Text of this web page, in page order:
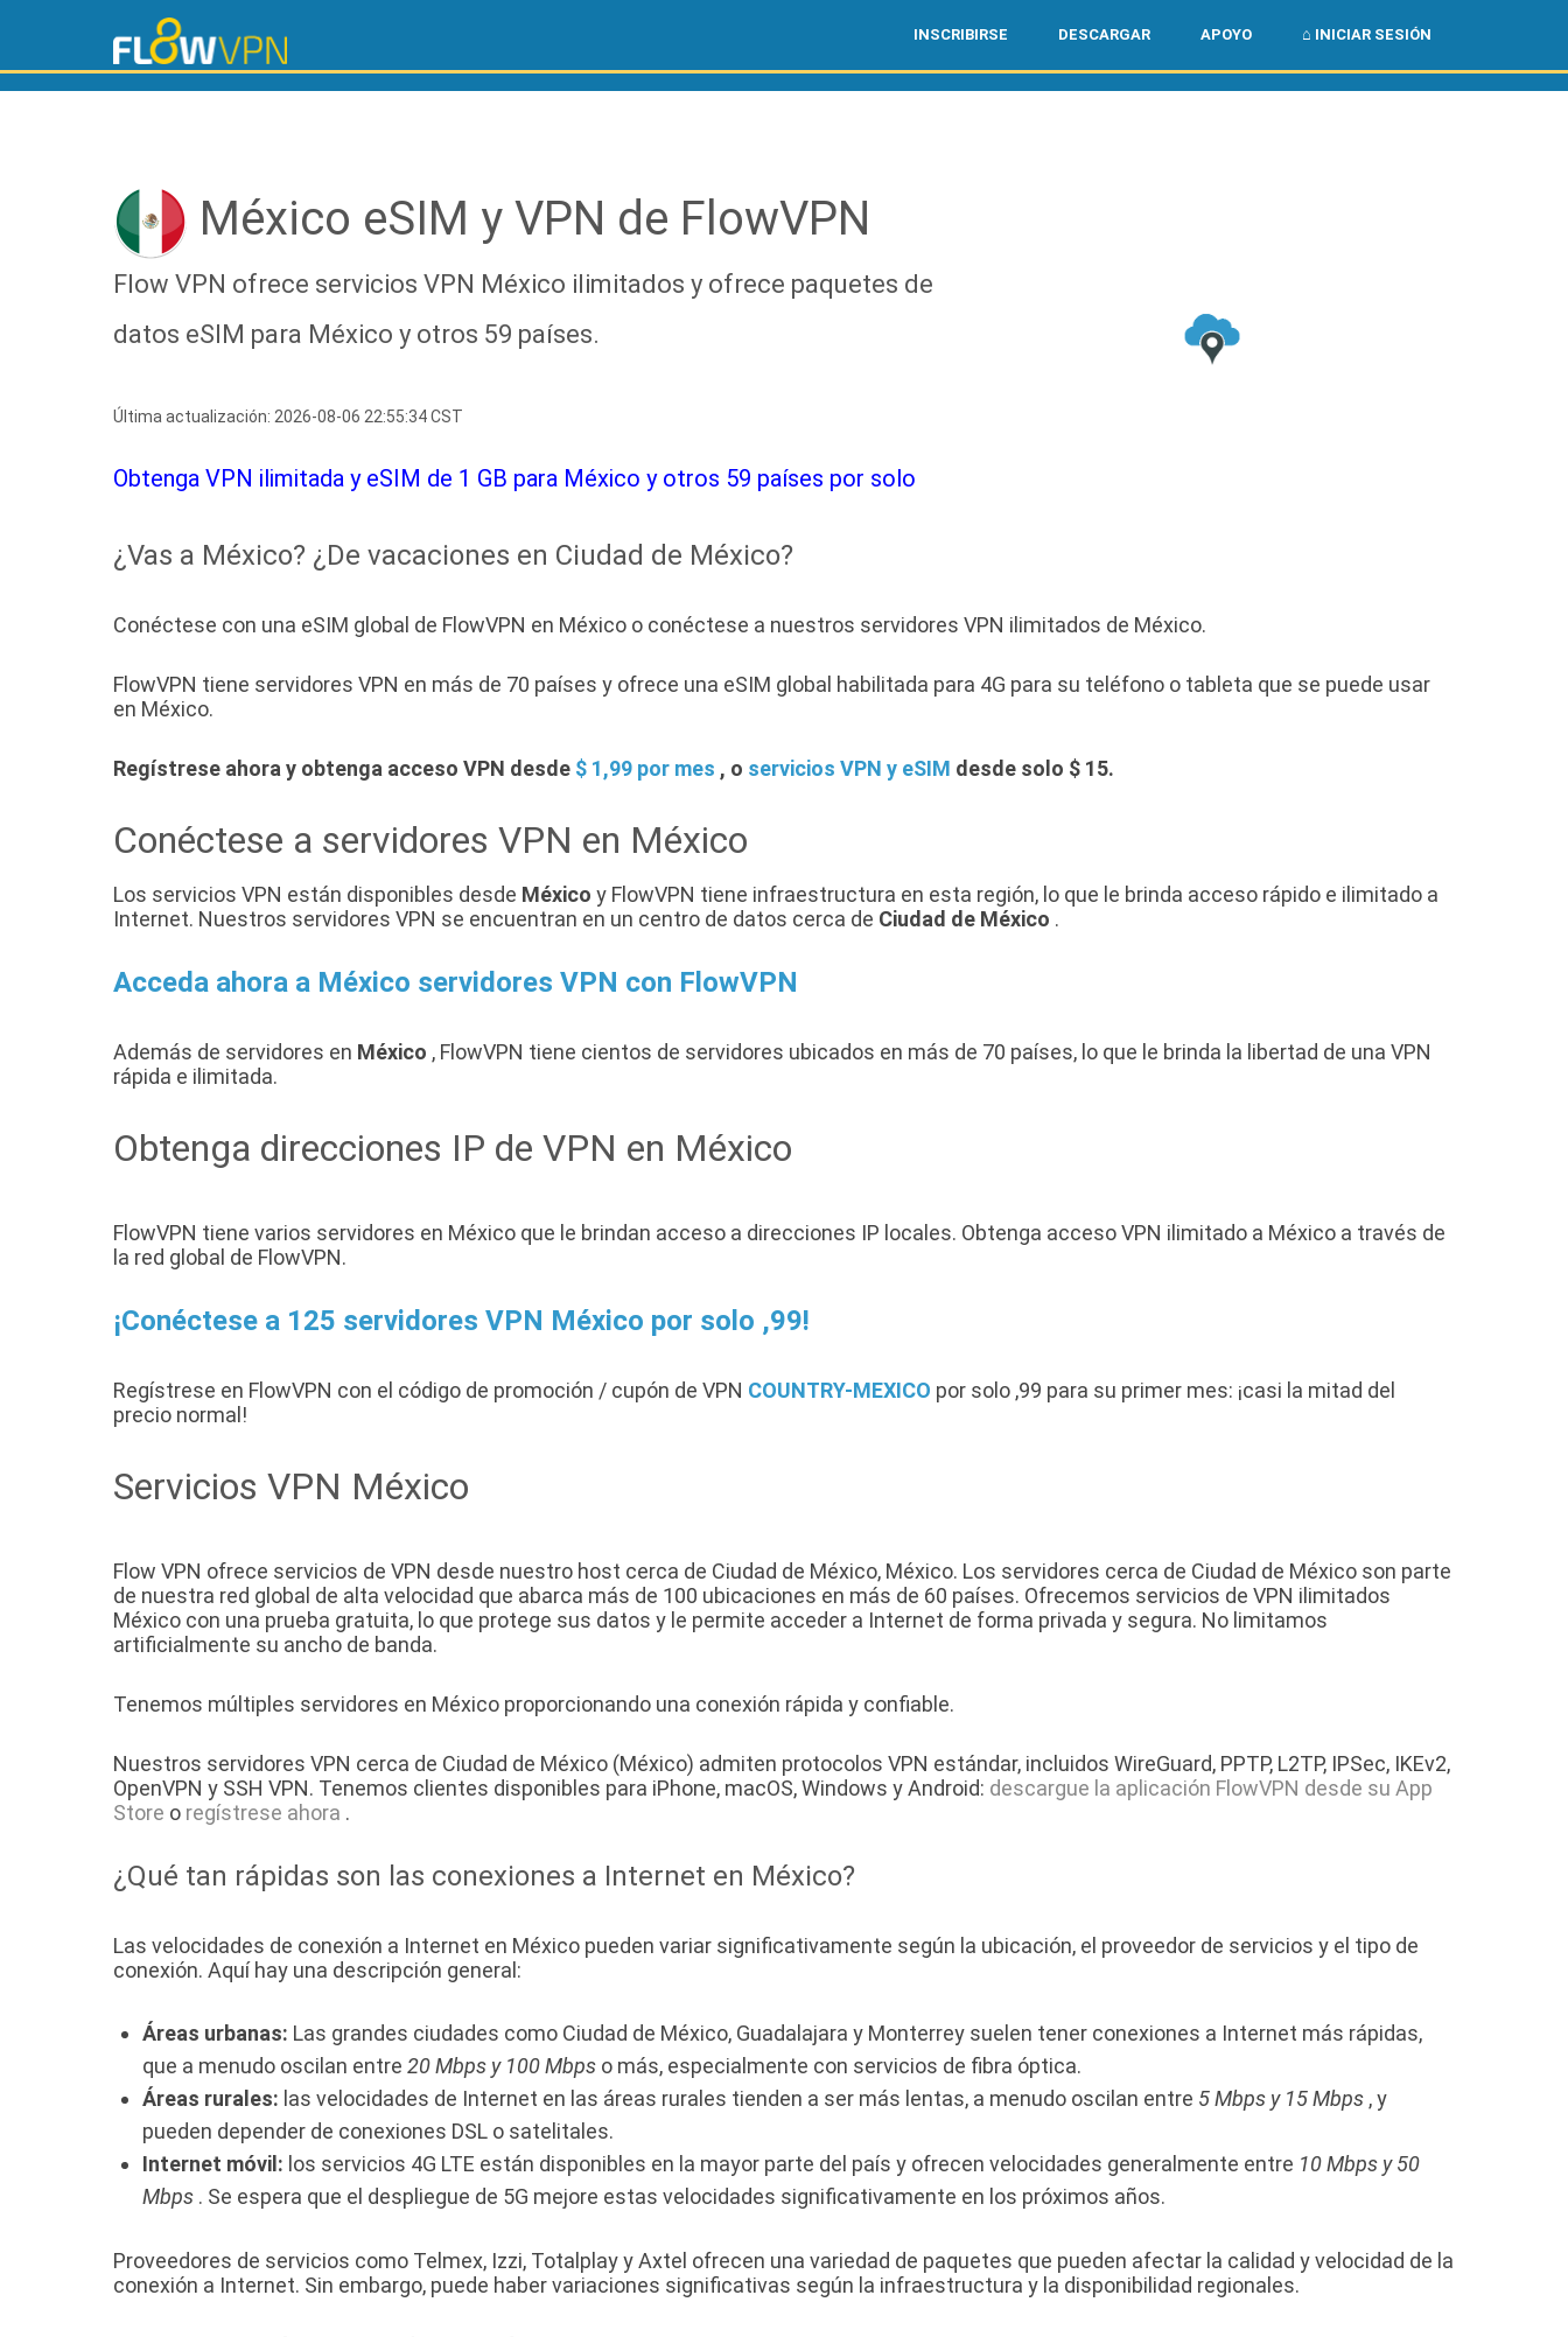
INSCRIBIRSE DESCARGAR APOYO ⌂ INICIAR SESIÓN
México eSIM y VPN de FlowVPN
Flow VPN ofrece servicios VPN México ilimitados y ofrece paquetes de
datos eSIM para México y otros 59 países.
Última actualización: 2026-08-06 22:55:34 CST
Obtenga VPN ilimitada y eSIM de 1 GB para México y otros 59 países por solo
¿Vas a México? ¿De vacaciones en Ciudad de México?
Conéctese con una eSIM global de FlowVPN en México o conéctese a nuestros servidores VPN ilimitados de México.
FlowVPN tiene servidores VPN en más de 70 países y ofrece una eSIM global habilitada para 4G para su teléfono o tableta que se puede usar
en México.
Regístrese ahora y obtenga acceso VPN desde $ 1,99 por mes , o servicios VPN y eSIM desde solo $ 15.
Conéctese a servidores VPN en México
Los servicios VPN están disponibles desde México y FlowVPN tiene infraestructura en esta región, lo que le brinda acceso rápido e ilimitado a
Internet. Nuestros servidores VPN se encuentran en un centro de datos cerca de Ciudad de México .
Acceda ahora a México servidores VPN con FlowVPN
Además de servidores en México , FlowVPN tiene cientos de servidores ubicados en más de 70 países, lo que le brinda la libertad de una VPN
rápida e ilimitada.
Obtenga direcciones IP de VPN en México
FlowVPN tiene varios servidores en México que le brindan acceso a direcciones IP locales. Obtenga acceso VPN ilimitado a México a través de
la red global de FlowVPN.
¡Conéctese a 125 servidores VPN México por solo ,99!
Regístrese en FlowVPN con el código de promoción / cupón de VPN COUNTRY-MEXICO por solo ,99 para su primer mes: ¡casi la mitad del
precio normal!
Servicios VPN México
Flow VPN ofrece servicios de VPN desde nuestro host cerca de Ciudad de México, México. Los servidores cerca de Ciudad de México son parte
de nuestra red global de alta velocidad que abarca más de 100 ubicaciones en más de 60 países. Ofrecemos servicios de VPN ilimitados
México con una prueba gratuita, lo que protege sus datos y le permite acceder a Internet de forma privada y segura. No limitamos
artificialmente su ancho de banda.
Tenemos múltiples servidores en México proporcionando una conexión rápida y confiable.
Nuestros servidores VPN cerca de Ciudad de México (México) admiten protocolos VPN estándar, incluidos WireGuard, PPTP, L2TP, IPSec, IKEv2,
OpenVPN y SSH VPN. Tenemos clientes disponibles para iPhone, macOS, Windows y Android: descargue la aplicación FlowVPN desde su App
Store o regístrese ahora .
¿Qué tan rápidas son las conexiones a Internet en México?
Las velocidades de conexión a Internet en México pueden variar significativamente según la ubicación, el proveedor de servicios y el tipo de
conexión. Aquí hay una descripción general:
Áreas urbanas: Las grandes ciudades como Ciudad de México, Guadalajara y Monterrey suelen tener conexiones a Internet más rápidas,
que a menudo oscilan entre 20 Mbps y 100 Mbps o más, especialmente con servicios de fibra óptica.
Áreas rurales: las velocidades de Internet en las áreas rurales tienden a ser más lentas, a menudo oscilan entre 5 Mbps y 15 Mbps , y
pueden depender de conexiones DSL o satelitales.
Internet móvil: los servicios 4G LTE están disponibles en la mayor parte del país y ofrecen velocidades generalmente entre 10 Mbps y 50
Mbps . Se espera que el despliegue de 5G mejore estas velocidades significativamente en los próximos años.
Proveedores de servicios como Telmex, Izzi, Totalplay y Axtel ofrecen una variedad de paquetes que pueden afectar la calidad y velocidad de la
conexión a Internet. Sin embargo, puede haber variaciones significativas según la infraestructura y la disponibilidad regionales.